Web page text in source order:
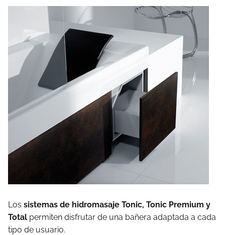
Los sistemas de hidromasaje Tonic, Tonic Premium y
Total permiten disfrutar de una bañera adaptada a cada
tipo de usuario.